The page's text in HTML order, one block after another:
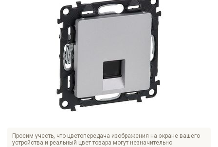
Просим учесть, что цветопередача изображения на экране вашего
устройства и реальный цвет товара могут незначительно